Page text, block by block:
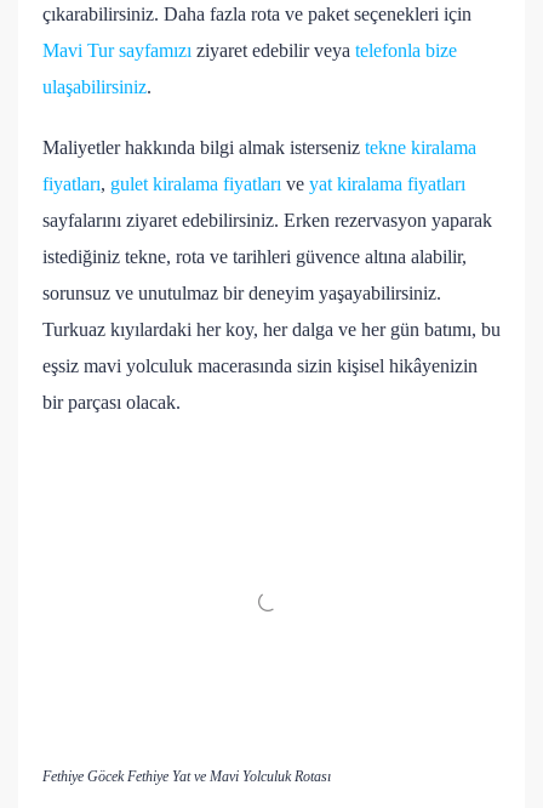
çıkarabilirsiniz. Daha fazla rota ve paket seçenekleri için
Mavi Tur sayfamızı ziyaret edebilir veya telefonla bize
ulaşabilirsiniz.
Maliyetler hakkında bilgi almak isterseniz tekne kiralama
fiyatları, gulet kiralama fiyatları ve yat kiralama fiyatları
sayfalarını ziyaret edebilirsiniz. Erken rezervasyon yaparak
istediğiniz tekne, rota ve tarihleri güvence altına alabilir,
sorunsuz ve unutulmaz bir deneyim yaşayabilirsiniz.
Turkuaz kıyılardaki her koy, her dalga ve her gün batımı, bu
eşsiz mavi yolculuk macerasında sizin kişisel hikâyenizin
bir parçası olacak.
Fethiye Göcek Fethiye Yat ve Mavi Yolculuk Rotası